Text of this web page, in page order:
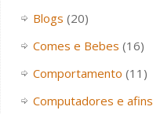
Blogs (20)
Comes e Bebes (16)
Comportamento (11)
Computadores e afins